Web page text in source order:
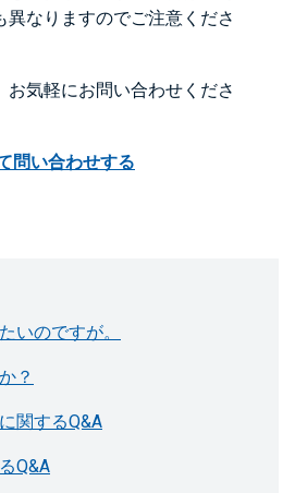
なりますのでご注意くださ
気軽にお問い合わせくださ
問い合わせする
いのですが。
？
関するQ&A
Q&A